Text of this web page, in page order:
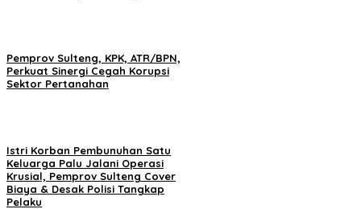
Pemprov Sulteng, KPK, ATR/BPN,
Perkuat Sinergi Cegah Korupsi
Sektor Pertanahan
Istri Korban Pembunuhan Satu
Keluarga Palu Jalani Operasi
Krusial, Pemprov Sulteng Cover
Biaya & Desak Polisi Tangkap
Pelaku